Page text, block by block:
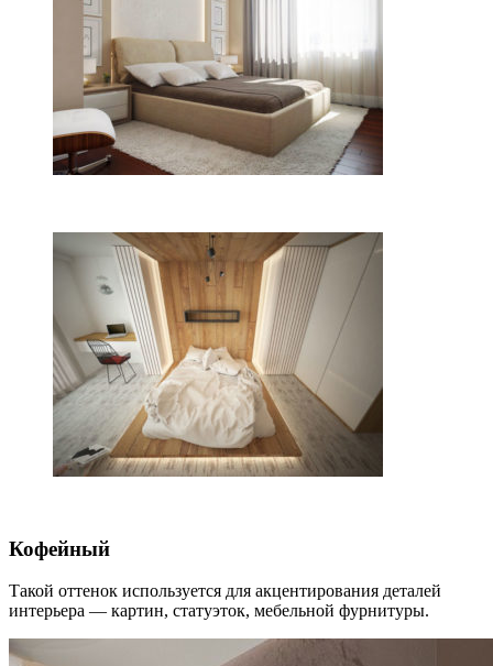
Кофейный
Такой оттенок используется для акцентирования деталей
интерьера — картин, статуэток, мебельной фурнитуры.